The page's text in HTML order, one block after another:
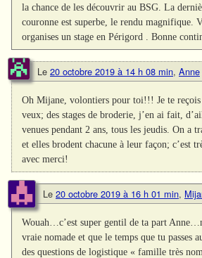
la chance de les découvrir au BSG. La
couronne est superbe, le rendu magnifique.
organises un stage en Périgord . Bonne
Le 20 octobre 2019 à 14 h 08 min, Anne
Oh Mijane, volontiers pour toi!!! Je te reçois
veux; des stages de broderie, j’en ai fait,
venues pendant 2 ans, tous les jeudis. On a
et elles brodent chacune à leur façon; c’est
avec merci!
Le 20 octobre 2019 à 16 h 01 min,
Wouah…c’est super gentil de ta part
vraie nomade et que le temps que tu passes
des questions de logistique « famille très